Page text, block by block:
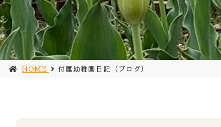
HOME 付属幼稚園日記（ブログ）